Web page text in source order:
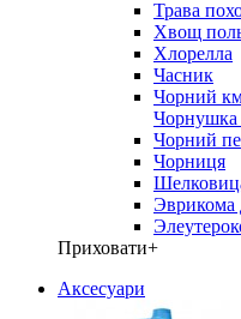
Трава
Хвощ
Хлорелла
Часник
Чорний
Чорнушка
Чорний
Чорниця
Эврикома
Приховати+
Аксесуари